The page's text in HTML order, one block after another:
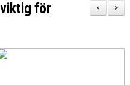
>
<
viktig för